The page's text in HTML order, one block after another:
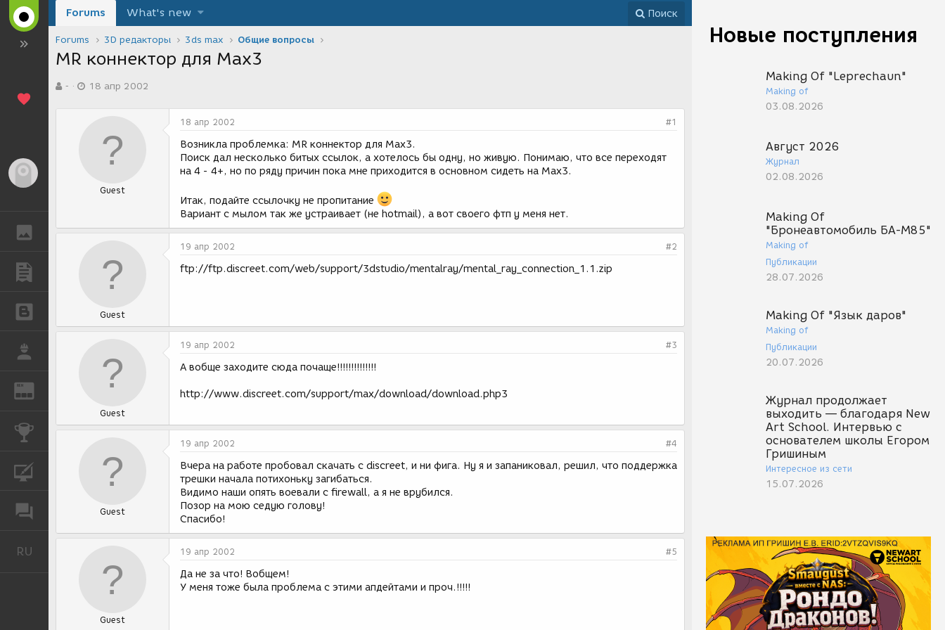
ГАЛЕРЕЯ
ПУБЛИКАЦИИ
REN
RU
Новые поступления
Making Of "Leprechaun"
Making of
03.08.2026
Август 2026
Журнал
02.08.2026
Making Of
"Бронеавтомобиль БА-М85"
Making of
Публикации
28.07.2026
Making Of "Язык даров"
Making of
Публикации
20.07.2026
Журнал продолжает
выходить — благодаря New
Art School. Интервью с
основателем школы Егором
Гришиным
Интересное из сети
15.07.2026
Forums What's new Поиск
Forums 3D редакторы 3ds max Общие вопросы
MR коннектор для Мах3
в-
а
18 апр 2002
Guest
18 апр 2002 #1
Возникла проблемка: MR коннектор для Мах3.
Поиск дал несколько битых ссылок, а хотелось бы одну, но живую. Понимаю, что все переходят
на 4 - 4+, но по ряду причин пока мне приходится в основном сидеть на Мax3.
Итак, подайте ссылочку не пропитание
Вариант с мылом так же устраивает (не hotmail), а вот своего фтп у меня нет.
Guest
19 апр 2002 #2
ftp://ftp.discreet.com/web/support/3dstudio/mentalray/mental_ray_connection_1.1.zip
Guest
19 апр 2002 #3
А вобще заходите сюда почаще!!!!!!!!!!!!!!
http://www.discreet.com/support/max/download/download.php3
Guest
19 апр 2002 #4
Вчера на работе пробовал скачать с discreet, и ни фига. Ну я и запаниковал, решил, что поддержка
трешки начала потихоньку загибаться.
Видимо наши опять воевали с firewall, а я не врубился.
Позор на мою седую голову!
Спасибо!
Guest
19 апр 2002 #5
Да не за что! Вобщем!
У меня тоже была проблема с этими апдейтами и проч.!!!!!